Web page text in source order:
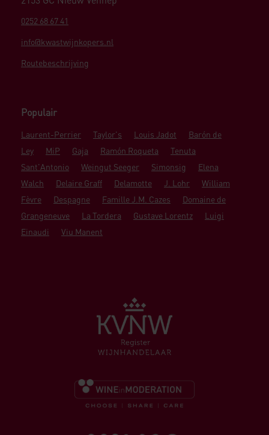
0252 68 67 41
info@kwastwijnkopers.nl
Routebeschrijving
Populair
Laurent-Perrier Taylor's Louis Jadot
Barón de
Ley
MiP Gaja Ramón Roqueta
Tenuta
Sant'Antonio
Weingut Seeger Simonsig
Elena
Walch
Delaire Graff Delamotte J. Lohr
William
Fèvre
Despagne Famille J.M. Cazes
Domaine de
Grangeneuve
La Tordera Gustave Lorentz
Luigi
Einaudi
Viu Manent